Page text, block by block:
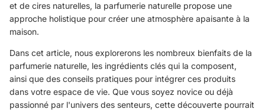
et de cires naturelles, la parfumerie naturelle propose une
approche holistique pour créer une atmosphère apaisante à la
maison.
Dans cet article, nous explorerons les nombreux bienfaits de la
parfumerie naturelle, les ingrédients clés qui la composent,
ainsi que des conseils pratiques pour intégrer ces produits
dans votre espace de vie. Que vous soyez novice ou déjà
passionné par l'univers des senteurs, cette découverte pourrait